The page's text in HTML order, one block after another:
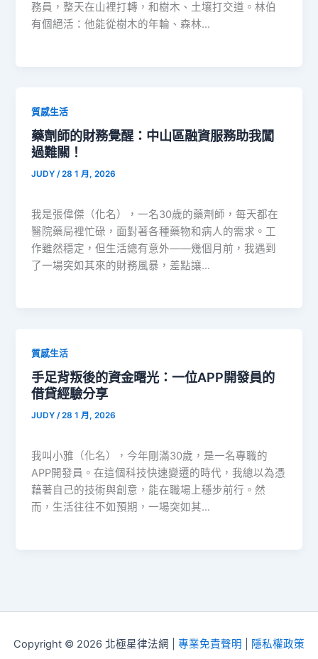
務員，整天在山裡打轉，和樹木、土壤打交道。林伯
有個絕活：他能從樹木的年輪、森林…
質感生活
藥劑師的財務覺醒：中山區融資服務助我闖
過難關！
JUDY/28 1 月, 2026
我是張偉傑（化名），一名30歲的藥劑師，每天都在
醫院藥局裡忙碌，面對著各種藥物和病人的需求。工
作雖然穩定，但生活總有意外——幾個月前，我遇到
了一場突如其來的財務風暴，差點讓…
質感生活
手足背叛後的資金曙光：一位APP開發員的
借貸經驗分享
JUDY/28 1 月, 2026
我叫小雅（化名），今年剛滿30歲，是一名專職的
APP開發員。在這個科技快速變遷的時代，我總以為憑
藉著自己的技術與創意，能在職場上穩步前行。然
而，生活往往不如預期，一場突如其…
Copyright © 2026 北極星律法網 | 專業免責聲明 隱私權政策